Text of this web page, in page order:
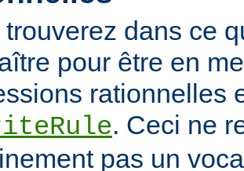
trouverez dans ce
pour être en
rationnelles
. Ceci ne
pas un